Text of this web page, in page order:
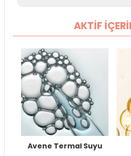
AKTİF
Avene Termal Suyu